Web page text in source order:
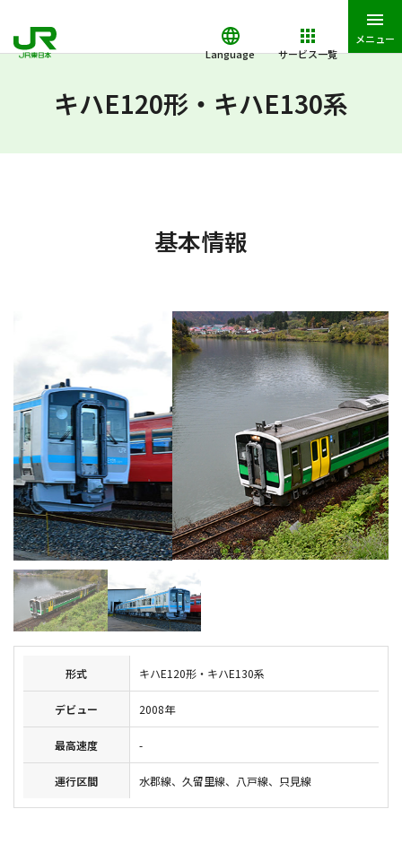
Language サービス一覧
メニュー
キハE120形・キハE130系
基本情報
形式 キハE120形・キハE130系
デビュー 2008年
最高速度 -
運行区間 水郡線、久留里線、八戸線、只見線